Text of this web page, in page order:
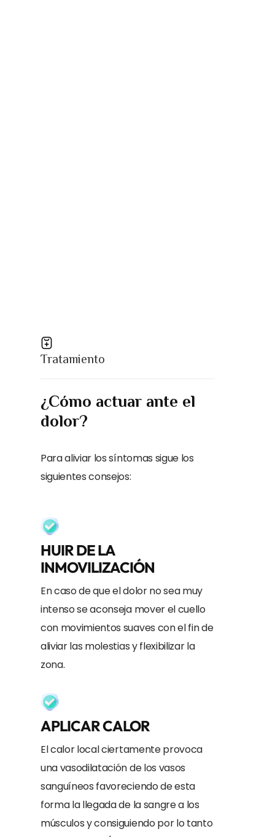
Tratamiento
¿Cómo actuar ante el
dolor?
Para aliviar los síntomas sigue los
siguientes consejos:
HUIR DE LA
INMOVILIZACIÓN
En caso de que el dolor no sea muy
intenso se aconseja mover el cuello
con movimientos suaves con el fin de
aliviar las molestias y flexibilizar la
zona.
APLICAR CALOR
El calor local ciertamente provoca
una vasodilatación de los vasos
sanguíneos favoreciendo de esta
forma la llegada de la sangre a los
músculos y consiguiendo por lo tanto